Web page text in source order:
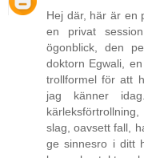
Hej där, här är en
en privat
ögonblick, den
doktorn Egwali,
trollformel för att
jag känner
slag, oavsett fall,
ge sinnesro i ditt